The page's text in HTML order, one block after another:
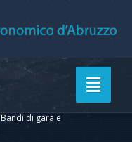
Toggle
Bandi di gara e